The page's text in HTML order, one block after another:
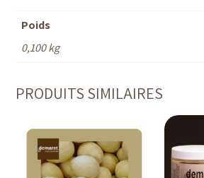
Poids
0,100 kg
PRODUITS SIMILAIRES